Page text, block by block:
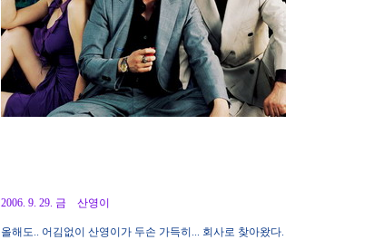
2006. 9. 29. 금 산영이
올해도.. 어김없이 산영이가 두손 가득히... 회사로 찾아왔다.